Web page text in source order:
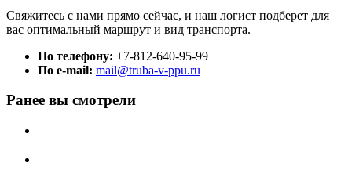
Свяжитесь с нами прямо сейчас, и наш логист подберет для
вас оптимальный маршрут и вид транспорта.
По телефону: +7-812-640-95-99
По e-mail: mail@truba-v-ppu.ru
Ранее вы смотрели